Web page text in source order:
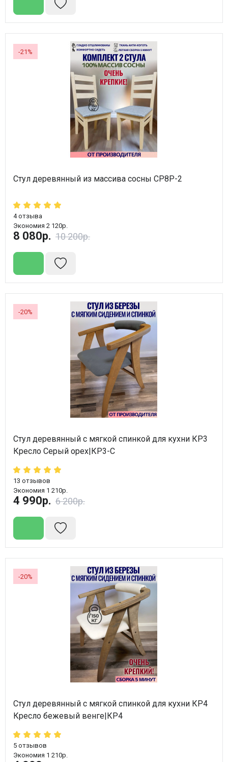
-21%
Стул деревянный из массива сосны СР8Р-2
4отзыва
Экономия 2 120р.
8 080р. 10 200р.
-20%
Стул деревянный с мягкой спинкой для кухни КР3
Кресло Серый орех|КР3-С
13 отзывов
Экономия 1 210р.
4 990р. 6 200р.
-20%
Стул деревянный с мягкой спинкой для кухни КР4
Кресло бежевый венге|КР4
5 отзывов
Экономия 1 210р.